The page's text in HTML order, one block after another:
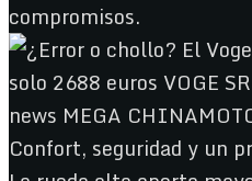
compromisos.
Confort, seguridad y un